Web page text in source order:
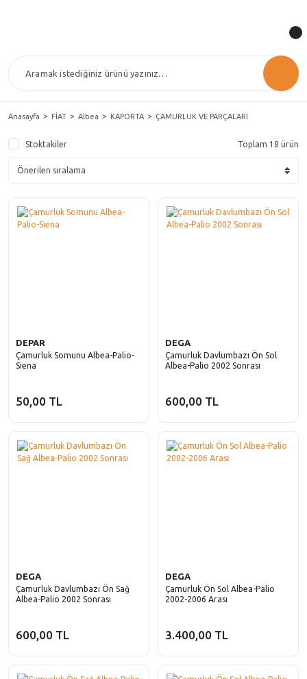
Anasayfa FİAT Albea KAPORTA ÇAMURLUK VE PARÇALARI
Stoktakiler Toplam 18 ürün
DEPAR
Çamurluk Somunu Albea-Palio-
Siena
50,00 TL
DEGA
Çamurluk Davlumbazı Ön Sol
Albea-Palio 2002 Sonrası
600,00 TL
DEGA
Çamurluk Davlumbazı Ön Sağ
Albea-Palio 2002 Sonrası
600,00 TL
DEGA
Çamurluk Ön Sol Albea-Palio
2002-2006 Arası
3.400,00 TL